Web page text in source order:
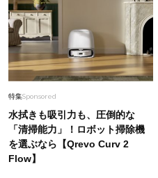
特集Sponsored
水拭きも吸引力も、圧倒的な
「清掃能力」！ロボット掃除機
を選ぶなら【Qrevo Curv 2
Flow】